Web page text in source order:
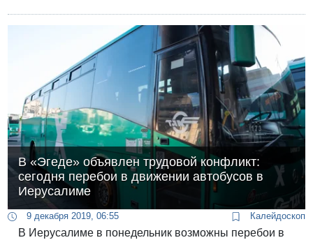
В «Эгеде» объявлен трудовой конфликт:
сегодня перебои в движении автобусов в
Иерусалиме
9 декабря 2019, 06:55 Калейдоскоп
В Иерусалиме в понедельник возможны перебои в